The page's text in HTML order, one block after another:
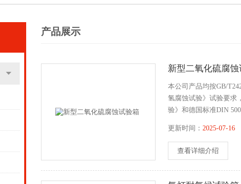
产品展示
新型二氧化硫腐蚀
本公司产品均按GB/
氢腐蚀试验》试验要求
验》和德国标准DIN
更新时间：2025-07-16
查看详细介绍